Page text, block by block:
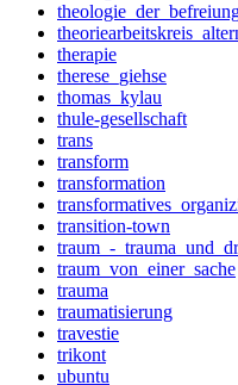
therapie
therese_giehse
thomas_kylau
thule-gesellschaft
trans
transform
transformation
transition-town
traum_-
traum_von_einer_sache
trauma
traumatisierung
travestie
trikont
ubuntu